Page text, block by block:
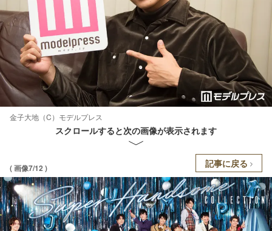
金子大地（C）モデルプレス
スクロールすると次の画像が表示されます
( 画像7/12 ) 記事に戻る